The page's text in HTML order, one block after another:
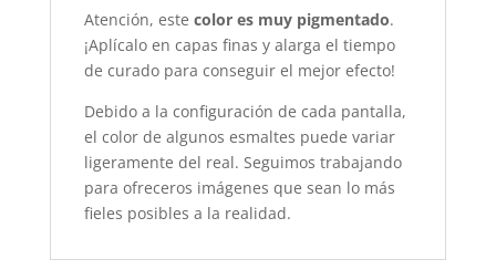
Atención, este color es muy pigmentado.
¡Aplícalo en capas finas y alarga el tiempo
de curado para conseguir el mejor efecto!
Debido a la configuración de cada pantalla,
el color de algunos esmaltes puede variar
ligeramente del real. Seguimos trabajando
para ofreceros imágenes que sean lo más
fieles posibles a la realidad.